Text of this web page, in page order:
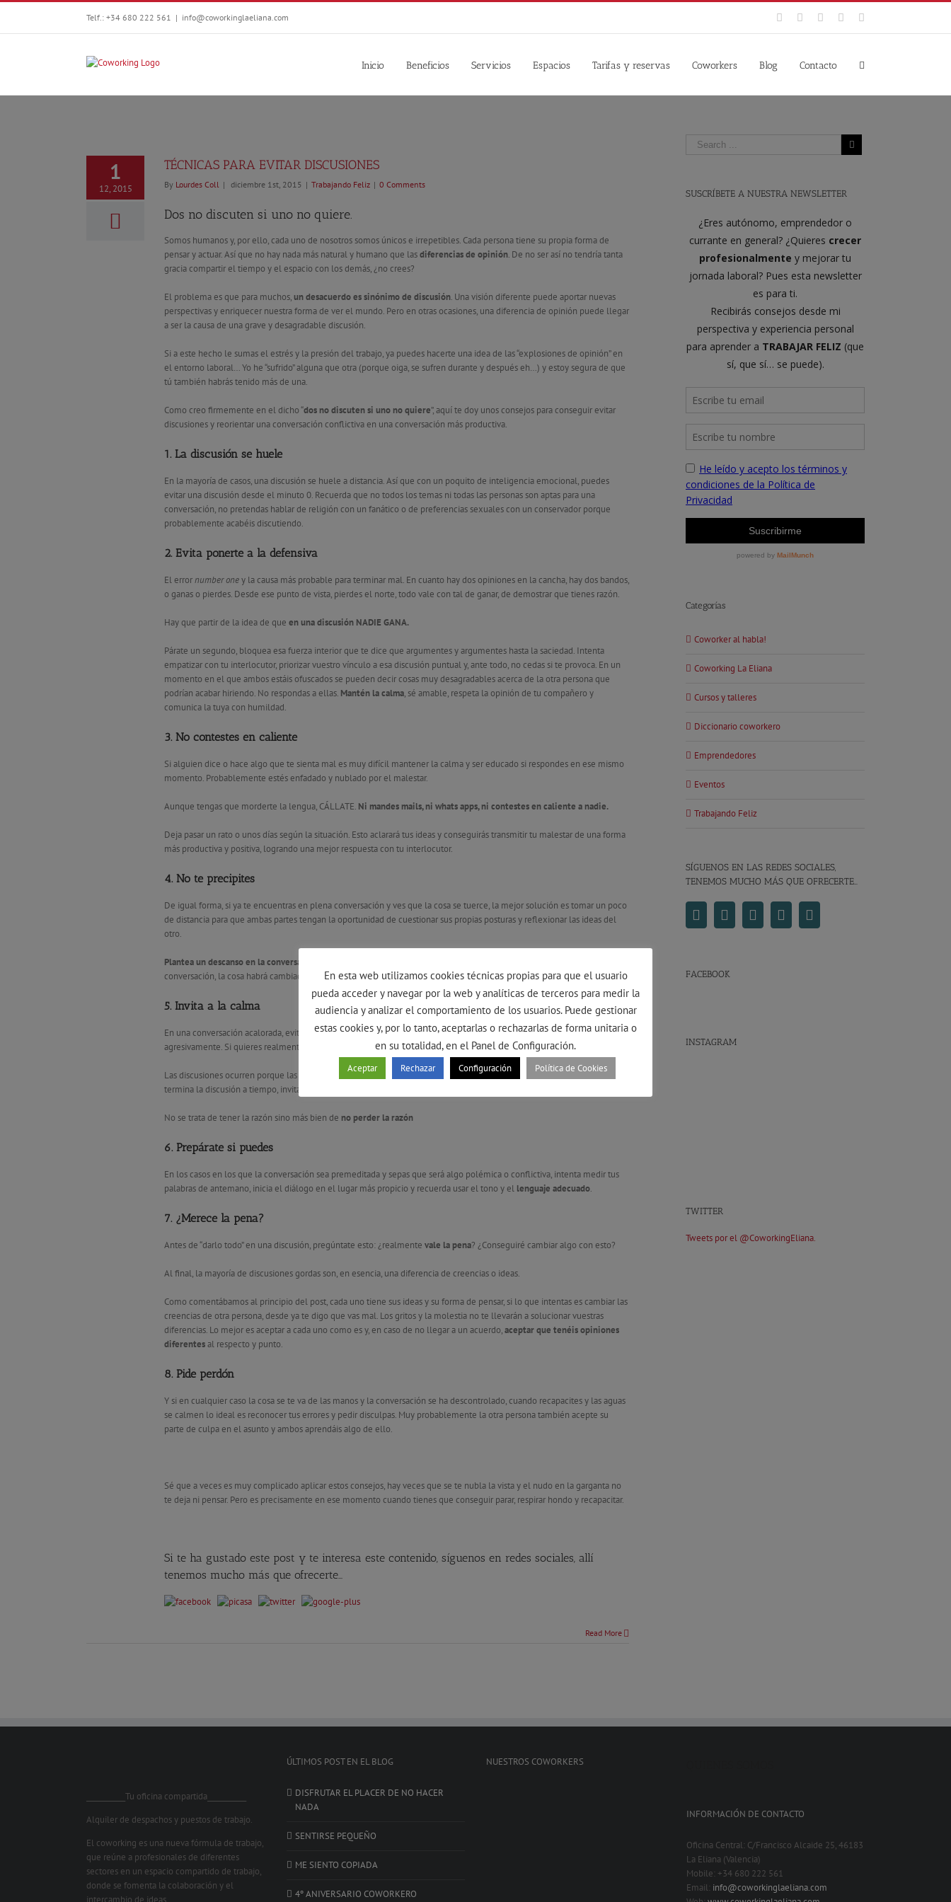
Telf.: +34 680 222 561 | info@coworkinglaeliana.com Facebook
TwitterYouTubeInstagram
Inicio Beneficios Servicios Espacios Tarifas y reservas Coworkers Blog Contacto
1
12, 2015
TÉCNICAS PARA EVITAR DISCUSIONES
By Lourdes Coll | diciembre 1st, 2015 | Trabajando Feliz | 0 Comments
Dos no discuten si uno no quiere.
Somos humanos y, por ello, cada uno de nosotros somos únicos e irrepetibles. Cada persona tiene su propia forma de
pensar y actuar. Así que no hay nada más natural y humano que lasdiferencias de opinión. De no ser así no tendría tanta
gracia compartir el tiempo y el espacio con los demás, ¿no crees?
El problema es que para muchos, un desacuerdo es sinónimo de discusión. Una visión diferente puede aportar nuevas
perspectivas y enriquecer nuestra forma de ver el mundo. Pero en otras ocasiones, una diferencia de opinión puede llegar
a ser la causa de una grave y desagradable discusión.
Si a este hecho le sumas el estrés y la presión del trabajo, ya puedes hacerte una idea de las “explosiones de opinión” en
el entorno laboral… Yo he “sufrido” alguna que otra (porque oiga, se sufren durante y después eh…) y estoy segura de que
tú también habrás tenido más de una.
Como creo firmemente en el dicho “dos no discuten si uno no quiere”, aquí te doy unos consejos para conseguir evitar
discusiones y reorientar una conversación conflictiva en una conversación más productiva.
1. La discusión se huele
En la mayoría de casos, una discusión se huele a distancia. Así que con un poquito de inteligencia emocional, puedes
evitar una discusión desde el minuto 0. Recuerda que no todos los temas ni todas las personas son aptas para una
conversación, no pretendas hablar de religión con un fanático o de preferencias sexuales con un conservador porque
probablemente acabéis discutiendo.
2. Evita ponerte a la defensiva
El errornumber oney la causa más probable para terminar mal. En cuanto hay dos opiniones en la cancha, hay dos bandos,
o ganas o pierdes. Desde ese punto de vista, pierdes el norte, todo vale con tal de ganar, de demostrar que tienes razón.
Hay que partir de la idea de que en una discusión NADIE GANA.
Párate un segundo, bloquea esa fuerza interior que te dice que argumentes y argumentes hasta la saciedad. Intenta
empatizar con tu interlocutor, priorizar vuestro vínculo a esa discusión puntual y, ante todo, no cedas si te provoca. En un
momento en el que ambos estáis ofuscados se pueden decir cosas muy desagradables acerca de la otra persona que
podrían acabar hiriendo. No respondas a ellas. Mantén la calma, sé amable, respeta la opinión de tu compañero y
comunica la tuya con humildad.
3. No contestes en caliente
Si alguien dice o hace algo que te sienta mal es muy difícil mantener la calma y ser educado si respondes en ese mismo
momento. Probablemente estés enfadado y nublado por el malestar.
Aunque tengas que morderte la lengua, CÁLLATE. Ni mandes mails, ni whats apps, ni contestes en caliente a nadie.
Deja pasar un rato o unos días según la situación. Esto aclarará tus ideas y conseguirás transmitir tu malestar de una forma
más productiva y positiva, logrando una mejor respuesta con tu interlocutor.
4. No te precipites
De igual forma, si ya te encuentras en plena conversación y ves que la cosa se tuerce, la mejor solución es tomar un poco
de distancia para que ambas partes tengan la oportunidad de cuestionar sus propias posturas y reflexionar las ideas del
otro.
Plantea un descanso en la conversación
conversación, la cosa habrá cambiado de tono y llegaréis a mejor puerto.
5. Invita a la calma
En una conversación acalorada, evita a toda costa ofender al otro con algún comentario, alzar la voz o gesticular
agresivamente. Si quieres realmente evitar la discusión debes invitar a la calmacon tus palabras y actitud corporal.
Las discusiones ocurren porque las dos partes acaban cediendo a sus impulsos, pero si una de ellas mantiene el control y
termina la discusión a tiempo, invitando a continuar cuando ambos estén más tranquilos, la cosa no va a mayores.
No se trata de tener la razón sino más bien de no perder la razón
6. Prepárate si puedes
En los casos en los que la conversación sea premeditada y sepas que será algo polémica o conflictiva, intenta medir tus
palabras de antemano, inicia el diálogo en el lugar más propicio y recuerda usar el tono y el lenguaje adecuado.
7. ¿Merece la pena?
Antes de “darlo todo” en una discusión, pregúntate esto: ¿realmente vale la pena? ¿Conseguiré cambiar algo con esto?
Al final, la mayoría de discusiones gordas son, en esencia, una diferencia de creencias o ideas.
Como comentábamos al principio del post, cada uno tiene sus ideas y su forma de pensar, si lo que intentas es cambiar las
creencias de otra persona, desde ya te digo que vas mal. Los gritos y la molestia no te llevarán a solucionar vuestras
diferencias. Lo mejor es aceptar a cada uno como es y, en caso de no llegar a un acuerdo,aceptar que tenéis opiniones
diferentesal respecto y punto.
8. Pide perdón
Y si en cualquier caso la cosa se te va de las manos y la conversación se ha descontrolado, cuando recapacites y las aguas
se calmen lo ideal es reconocer tus errores y pedir disculpas. Muy probablemente la otra persona también acepte su
parte de culpa en el asunto y ambos aprendáis algo de ello.
Sé que a veces es muy complicado aplicar estos consejos, hay veces que se te nubla la vista y el nudo en la garganta no
te deja ni pensar. Pero es precisamente en ese momento cuando tienes que conseguir parar, respirar hondo y recapacitar.
Si te ha gustado este post y te interesa este contenido, síguenos en redes sociales, allí
tenemos mucho más que ofrecerte…
Read More
SUSCRÍBETE A NUESTRA NEWSLETTER
Categorías
Coworker al habla!
Coworking La Eliana
Cursos y talleres
Diccionario coworkero
Emprendedores
Eventos
Trabajando Feliz
SÍGUENOS EN LAS REDES SOCIALES,
TENEMOS MUCHO MÁS QUE OFRECERTE…
FACEBOOK
INSTAGRAM
TWITTER
Tweets por el @CoworkingEliana.
___________Tu oficina compartida___________
Alquiler de despachos y puestos de trabajo.
El coworking es una nueva fórmula de trabajo,
que reúne a profesionales de diferentes
sectores en un espacio compartido de trabajo,
donde se fomenta la colaboración y el
intercambio de ideas.
ÚLTIMOS POST EN EL BLOG
DISFRUTAR EL PLACER DE NO HACER
NADA
SENTIRSE PEQUEÑO
ME SIENTO COPIADA
4º ANIVERSARIO COWORKERO
NUESTROS COWORKERS
INFORMACIÓN DE CONTACTO
Oficina Central: C/Francisco Alcaide 25, 46183
La Eliana (Valencia)
Mobile: +34 680 222 561
Email: info@coworkinglaeliana.com
En esta web utilizamos cookies técnicas propias para que el usuario
pueda acceder y navegar por la web y analíticas de terceros para medir la
audiencia y analizar el comportamiento de los usuarios. Puede gestionar
estas cookies y, por lo tanto, aceptarlas o rechazarlas de forma unitaria o
en su totalidad, en el Panel de Configuración.
Aceptar Rechazar Configuración Política de Cookies